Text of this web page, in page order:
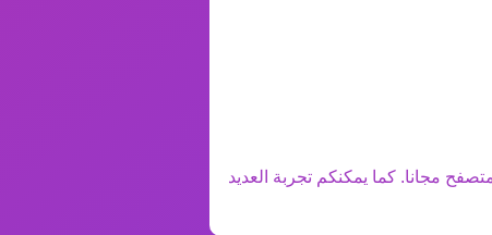
مجانا. كما يمكنكم تجربة العديد